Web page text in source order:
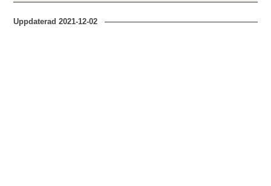
Uppdaterad2021-12-02